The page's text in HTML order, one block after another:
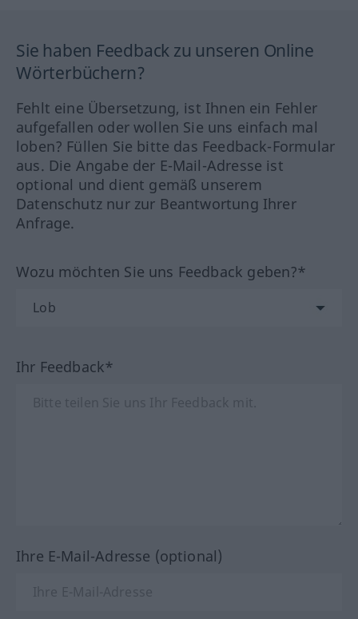
Sie haben Feedback zu unseren Online
Wörterbüchern?
Fehlt eine Übersetzung, ist Ihnen ein Fehler
aufgefallen oder wollen Sie uns einfach mal
loben? Füllen Sie bitte das Feedback-Formular
aus. Die Angabe der E-Mail-Adresse ist
optional und dient gemäß unserem
Datenschutz nur zur Beantwortung Ihrer
Anfrage.
Wozu möchten Sie uns Feedback geben?*
Ihr Feedback*
Ihre E-Mail-Adresse (optional)